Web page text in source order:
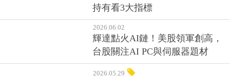
持有看3大指標
2026.06.02
輝達點火AI鏈！美股領軍創高，
台股關注AI PC與伺服器題材
2026.05.29